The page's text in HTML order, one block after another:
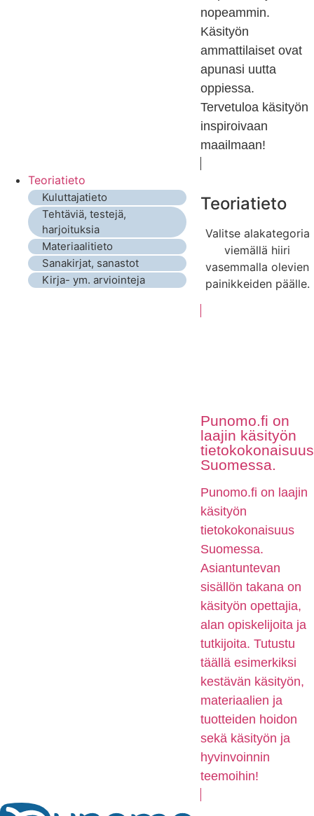
nopeammin.
Käsityön
ammattilaiset ovat
apunasi uutta
oppiessa.
Tervetuloa käsityön
inspiroivaan
maailmaan!
Teoriatieto
Kuluttajatieto
Tehtäviä, testejä,
harjoituksia
Materiaalitieto
Sanakirjat, sanastot
Kirja- ym. arviointeja
Teoriatieto
Valitse alakategoria
viemällä hiiri
vasemmalla olevien
painikkeiden päälle.
Punomo.fi on
laajin käsityön
tietokokonaisuus
Suomessa.
Punomo.fi on laajin
käsityön
tietokokonaisuus
Suomessa.
Asiantuntevan
sisällön takana on
käsityön opettajia,
alan opiskelijoita ja
tutkijoita. Tutustu
täällä esimerkiksi
kestävän käsityön,
materiaalien ja
tuotteiden hoidon
sekä käsityön ja
hyvinvoinnin
teemoihin!